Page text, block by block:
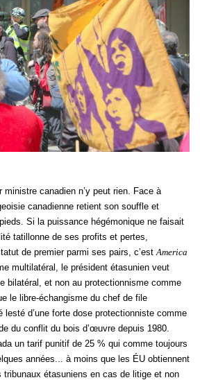
ministre canadien n’y peut rien. Face à
canadienne retient son souffle et
Si la puissance hégémonique ne faisait
tatillonne de ses profits et pertes,
de premier parmi ses pairs, c’est America
multilatéral, le président étasunien veut
bilatéral, et non au protectionnisme comme
le libre-échangisme du chef de file
lesté d’une forte dose protectionniste comme
du conflit du bois d’œuvre depuis 1980.
un tarif punitif de 25 % qui comme toujours
années... à moins que les ÉU obtiennent
tribunaux étasuniens en cas de litige et non